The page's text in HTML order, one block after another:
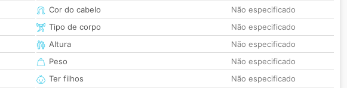
Cor do cabelo
Não especificado
Tipo de corpo
Não especificado
Altura
Não especificado
Peso
Não especificado
Ter filhos
Não especificado